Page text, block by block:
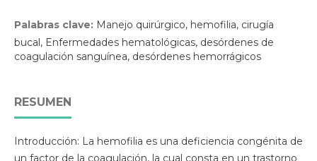
Palabras clave: Manejo quirúrgico, hemofilia, cirugía
bucal, Enfermedades hematológicas, desórdenes de
coagulación sanguínea, desórdenes hemorrágicos
RESUMEN
Introducción: La hemofilia es una deficiencia congénita de
un factor de la coagulación, la cual consta en un trastorno